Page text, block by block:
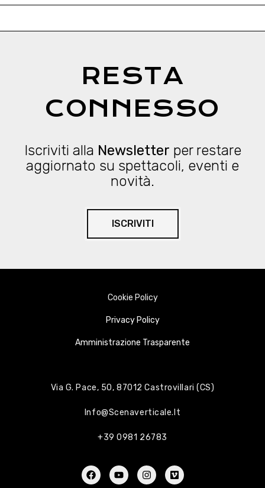
RESTA
CONNESSO
Iscriviti alla Newsletter per restare
aggiornato su spettacoli, eventi e
novità.
ISCRIVITI
Cookie Policy
Privacy Policy
Amministrazione Trasparente
Via G. Pace, 50, 87012 Castrovillari (CS)
Info@scenaverticale.it
+39 0981 26783